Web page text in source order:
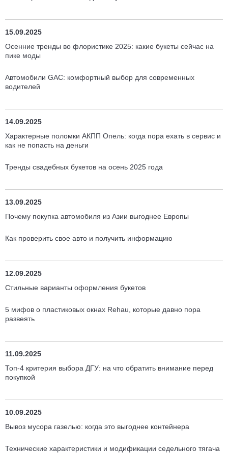
15.09.2025
Осенние тренды во флористике 2025: какие букеты сейчас на
пике моды
Автомобили GAC: комфортный выбор для современных
водителей
14.09.2025
Характерные поломки АКПП Опель: когда пора ехать в сервис и
как не попасть на деньги
Тренды свадебных букетов на осень 2025 года
13.09.2025
Почему покупка автомобиля из Азии выгоднее Европы
Как проверить свое авто и получить информацию
12.09.2025
Стильные варианты оформления букетов
5 мифов о пластиковых окнах Rehau, которые давно пора
развеять
11.09.2025
Топ-4 критерия выбора ДГУ: на что обратить внимание перед
покупкой
10.09.2025
Вывоз мусора газелью: когда это выгоднее контейнера
Технические характеристики и модификации седельного тягача